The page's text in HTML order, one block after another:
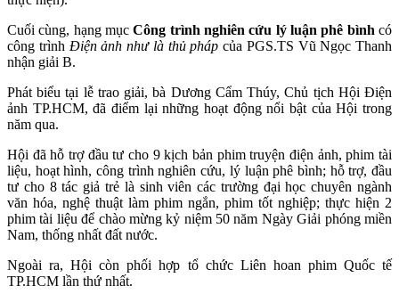
Cuối cùng, hạng mụcCông trình nghiên cứu lý luận phê bình có
công trình Điện ảnh như là thủ pháp của PGS.TS Vũ Ngọc Thanh
nhận giải B.
Phát biểu tại lễ trao giải, bà Dương Cẩm Thúy, Chủ tịch Hội Điện
ảnh TP.HCM, đã điểm lại những hoạt động nổi bật của Hội trong
năm qua.
Hội đã hỗ trợ đầu tư cho 9 kịch bản phim truyện điện ảnh, phim tài
liệu, hoạt hình, công trình nghiên cứu, lý luận phê bình; hỗ trợ, đầu
tư cho 8 tác giả trẻ là sinh viên các trường đại học chuyên ngành
văn hóa, nghệ thuật làm phim ngắn, phim tốt nghiệp; thực hiện 2
phim tài liệu để chào mừng kỷ niệm 50 năm Ngày Giải phóng miền
Nam, thống nhất đất nước.
Ngoài ra, Hội còn phối hợp tổ chức Liên hoan phim Quốc tế
TP.HCM lần thứ nhất.